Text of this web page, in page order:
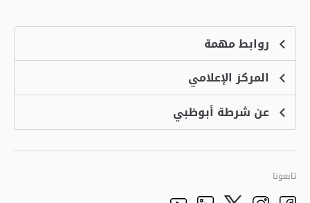
روابط مهمة
الشكاوى
منصة التوظيف الذكية
الاسئلة الشائعة
خدمة أمان
المركز الإعلامي
الأخبارعن شرطة أبوظبي
الرؤية والرسالة والقيم
تاريخ شرطة أبوظبي
adpolice centers locations
تابعونا